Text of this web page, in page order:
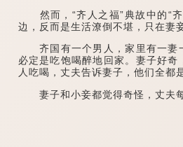
然而，“齐人之福”典故中的“齐
边，反而是生活潦倒不堪，只在妻
齐国有一个男人，家里有一妻
必定是吃饱喝醉地回家。妻子好奇
人吃喝，丈夫告诉妻子，他们全都
妻子和小妾都觉得奇怪，丈夫每